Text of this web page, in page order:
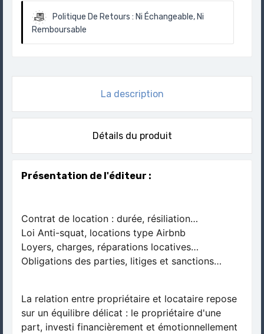
Politique De Retours : Ni Échangeable, Ni
Remboursable
La description
Détails du produit
Présentation de l'éditeur :
Contrat de location : durée, résiliation…
Loi Anti-squat, locations type Airbnb
Loyers, charges, réparations locatives…
Obligations des parties, litiges et sanctions…
La relation entre propriétaire et locataire repose
sur un équilibre délicat : le propriétaire d'une
part, investi financièrement et émotionnellement